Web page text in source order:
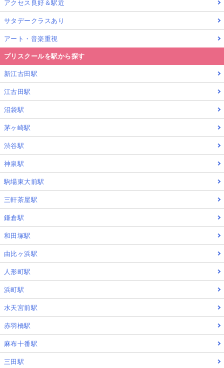
アクセス良好＆駅近
サタデークラスあり
アート・音楽重視
プリスクールを駅から探す
新江古田駅
江古田駅
沼袋駅
茅ヶ崎駅
渋谷駅
神泉駅
駒場東大前駅
三軒茶屋駅
鎌倉駅
和田塚駅
由比ヶ浜駅
人形町駅
浜町駅
水天宮前駅
赤羽橋駅
麻布十番駅
三田駅